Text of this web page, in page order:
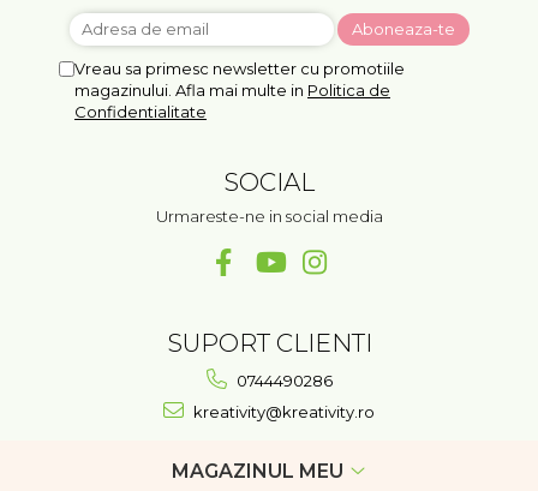
Vreau sa primesc newsletter cu promotiile
magazinului. Afla mai multe in Politica de
Confidentialitate
SOCIAL
Urmareste-ne in social media
SUPORT CLIENTI
0744490286
kreativity@kreativity.ro
MAGAZINUL MEU